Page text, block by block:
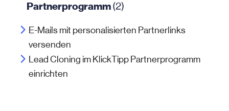
Partnerprogramm(2)
E-Mails mit personalisierten Partnerlinks
versenden
Lead Cloning im KlickTipp Partnerprogramm
einrichten